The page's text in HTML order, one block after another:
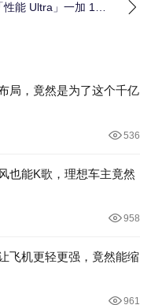
「性能 Ultra」一加 15
局，竟然是为了这个千亿
536
也能K歌，理想车主竟然
958
飞机更轻更强，竟然能缩
961